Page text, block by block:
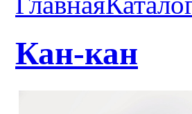
Кан-кан